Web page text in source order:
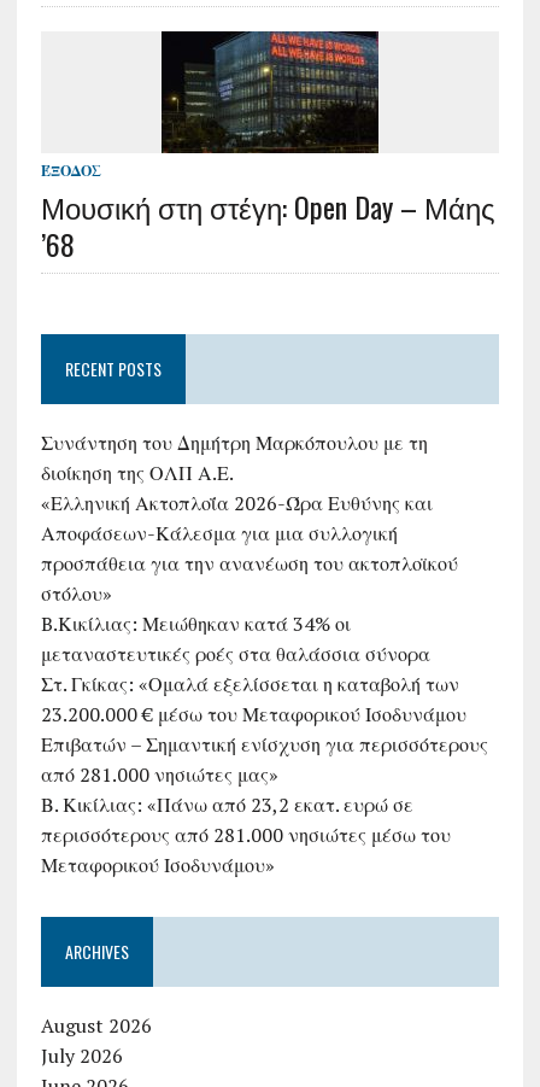
ΈΞΟΔΟΣ
Μουσική στη στέγη: Open Day – Μάης
’68
RECENT POSTS
Συνάντηση του Δημήτρη Μαρκόπουλου με τη
διοίκηση της ΟΛΠ Α.Ε.
«Ελληνική Ακτοπλοΐα 2026-Ώρα Ευθύνης και
Αποφάσεων-Κάλεσμα για μια συλλογική
προσπάθεια για την ανανέωση του ακτοπλοϊκού
στόλου»
B.Κικίλιας: Μειώθηκαν κατά 34% οι
μεταναστευτικές ροές στα θαλάσσια σύνορα
Στ. Γκίκας: «Ομαλά εξελίσσεται η καταβολή των
23.200.000 € μέσω του Μεταφορικού Ισοδυνάμου
Επιβατών – Σημαντική ενίσχυση για περισσότερους
από 281.000 νησιώτες μας»
Β. Κικίλιας: «Πάνω από 23,2 εκατ. ευρώ σε
περισσότερους από 281.000 νησιώτες μέσω του
Μεταφορικού Ισοδυνάμου»
ARCHIVES
August 2026
July 2026